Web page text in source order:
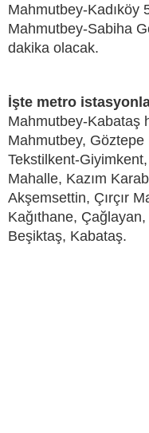
Mahmutbey-Kadıköy
Mahmutbey-Sabiha
dakika olacak.
İşte metro
Mahmutbey-Kabataş
Mahmutbey, Göztepe
Tekstilkent-
Mahalle, Kazım
Akşemsettin, Çırçır
Kağıthane,
Beşiktaş, Kabataş.